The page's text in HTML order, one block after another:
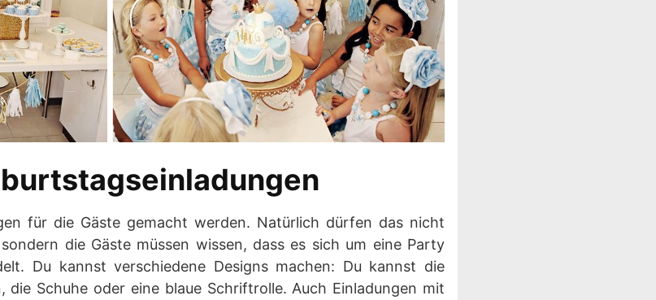
für die Gäste gemacht werden. Natürlich dürfen das nicht
die Gäste müssen wissen, dass es sich um eine Party
Du kannst verschiedene Designs machen: Du kannst die
die Schuhe oder eine blaue Schriftrolle. Auch Einladungen mit